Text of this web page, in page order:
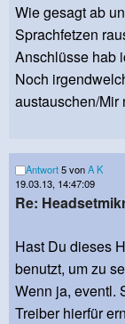
Wie gesagt ab
Sprachfetzen
Anschlüsse hab
Noch
austauschen/Mir
Antwort5 vonA K
19.03.13, 14:47:09
Re:
Hast Du dieses
benutzt, um zu
Wenn ja, eventl.
Treiber hierfür